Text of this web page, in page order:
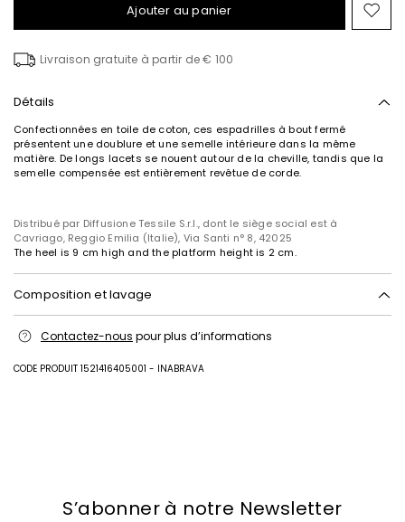
Ajouter au panier
Livraison gratuite à partir de € 100
Détails
Confectionnées en toile de coton, ces espadrilles à bout fermé
présentent une doublure et une semelle intérieure dans la même
matière. De longs lacets se nouent autour de la cheville, tandis que la
semelle compensée est entièrement revêtue de corde.
Distribué par Diffusione Tessile S.r.l., dont le siège social est à
Cavriago, Reggio Emilia (Italie), Via Santi n° 8, 42025
The heel is 9 cm high and the platform height is 2 cm.
Composition et lavage
parties 90% polyester, 10% polyurethane; autres parties veau; semelle
Contactez-nous pour plus d’informations
CODE PRODUIT 1521416405001 - INABRAVA
S’abonner à notre Newsletter